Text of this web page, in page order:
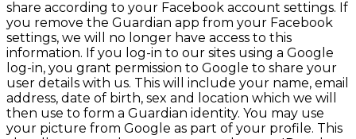
share according to your Facebook account settings. If
you remove the Guardian app from your Facebook
settings, we will no longer have access to this
information. If you log-in to our sites using a Google
log-in, you grant permission to Google to share your
user details with us. This will include your name, email
address, date of birth, sex and location which we will
then use to form a Guardian identity. You may use
your picture from Google as part of your profile. This